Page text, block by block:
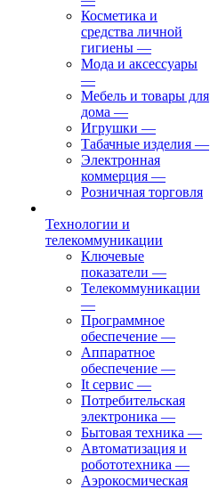
Косметика и
средства личной
гигиены —
Мода и аксессуары
—
Мебель и товары для
дома —
Игрушки —
Табачные изделия —
Электронная
коммерция —
Розничная торговля
Технологии и
телекоммуникации
Ключевые
показатели —
Телекоммуникации
—
Программное
обеспечение —
Аппаратное
обеспечение —
It сервис —
Потребительская
электроника —
Бытовая техника —
Автоматизация и
робототехника —
Аэрокосмическая